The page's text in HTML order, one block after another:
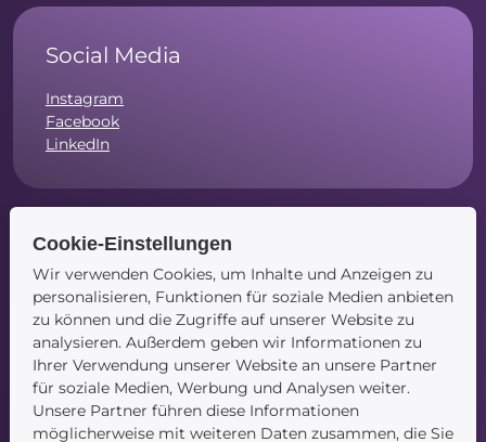
Social Media
Instagram
Facebook
LinkedIn
Navigation
Startseite
Blog
Kontakt
Cookie-Einstellungen
Wir verwenden Cookies, um Inhalte und Anzeigen zu
personalisieren, Funktionen für soziale Medien anbieten
zu können und die Zugriffe auf unserer Website zu
analysieren. Außerdem geben wir Informationen zu
Ihrer Verwendung unserer Website an unsere Partner
für soziale Medien, Werbung und Analysen weiter.
Unsere Partner führen diese Informationen
möglicherweise mit weiteren Daten zusammen, die Sie